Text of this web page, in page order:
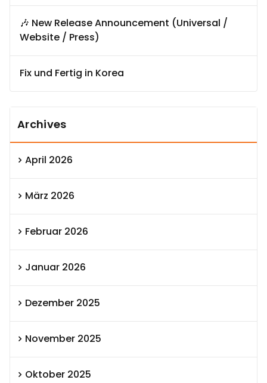
🎶 New Release Announcement (Universal /
Website / Press)
Fix und Fertig in Korea
Archives
April 2026
März 2026
Februar 2026
Januar 2026
Dezember 2025
November 2025
Oktober 2025